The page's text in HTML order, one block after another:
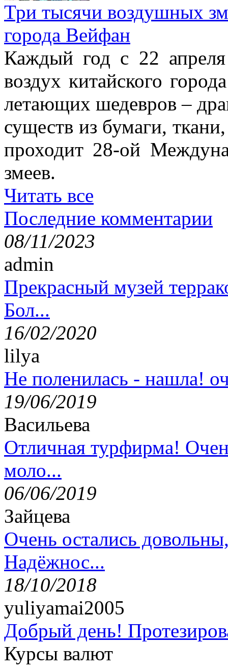
Три тысячи воздушных
города Вейфан
Каждый год с 22
воздух китайского
летающих шедевров –
существ из бумаги,
проходит 28-ой
змеев.
Читать все
Последние комментарии
08/11/2023
admin
Прекрасный музей
Бол...
16/02/2020
lilya
Не поленилась - нашла!
19/06/2019
Васильева
Отличная турфирма!
моло...
06/06/2019
Зайцева
Очень остались
Надёжнос...
18/10/2018
yuliyamai2005
Добрый день!
Курсы валют